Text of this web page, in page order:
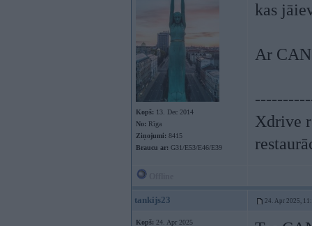
Kopš: 13. Dec 2014
No: Rīga
Ziņojumi: 8415
Braucu ar: G31/E53/E46/E39
kas
Ar
Xdrive
tankijs23 24. Apr 2025,
Kopš: 24. Apr 2025